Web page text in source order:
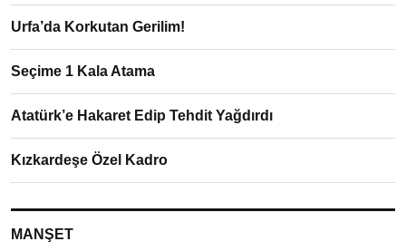
Urfa’da Korkutan Gerilim!
Seçime 1 Kala Atama
Atatürk’e Hakaret Edip Tehdit Yağdırdı
Kızkardeşe Özel Kadro
MANŞET